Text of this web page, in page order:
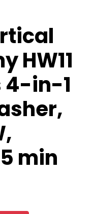
HW11
4-in-1
min